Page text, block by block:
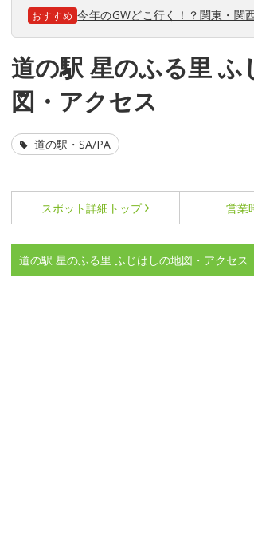
おすすめ 今年のGWどこ行く！？関東・関
道の駅 星のふる里 ふ
図・アクセス
道の駅・SA/PA
スポット詳細 トップ 営業
道の駅 星のふる里 ふじはしの地図・アクセス